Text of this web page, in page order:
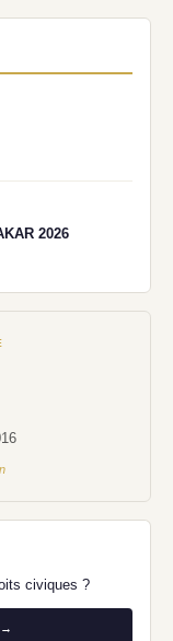
2026
civiques ?
→